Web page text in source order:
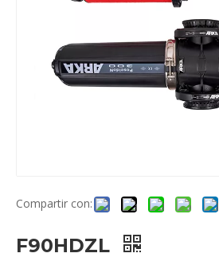
Compartir con:
F90HDZL